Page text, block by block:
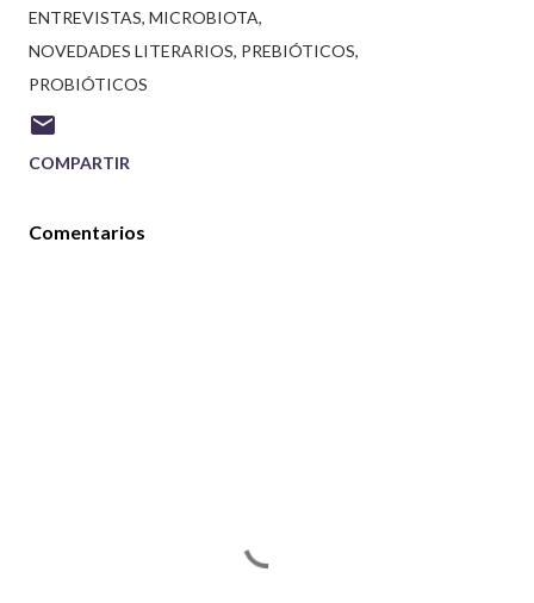
ENTREVISTAS MICROBIOTA
NOVEDADES LITERARIOS PREBIÓTICOS
PROBIÓTICOS
COMPARTIR
Comentarios